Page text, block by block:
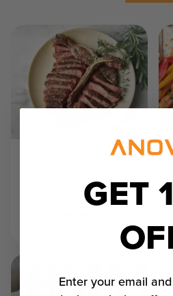
Porterhouse
întotdeaunaGET
Enter your email